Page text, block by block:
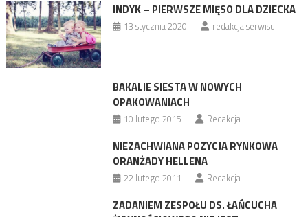
INDYK – PIERWSZE MIĘSO DLA DZIECKA
13 stycznia 2020 redakcja serwisu
BAKALIE SIESTA W NOWYCH
OPAKOWANIACH
10 lutego 2015 Redakcja
NIEZACHWIANA POZYCJA RYNKOWA
ORANŻADY HELLENA
22 lutego 2011 Redakcja
ZADANIEM ZESPOŁU DS. ŁAŃCUCHA